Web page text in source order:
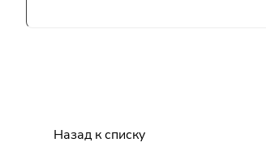
Назад к списку